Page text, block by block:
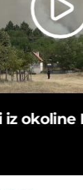
iz okoline